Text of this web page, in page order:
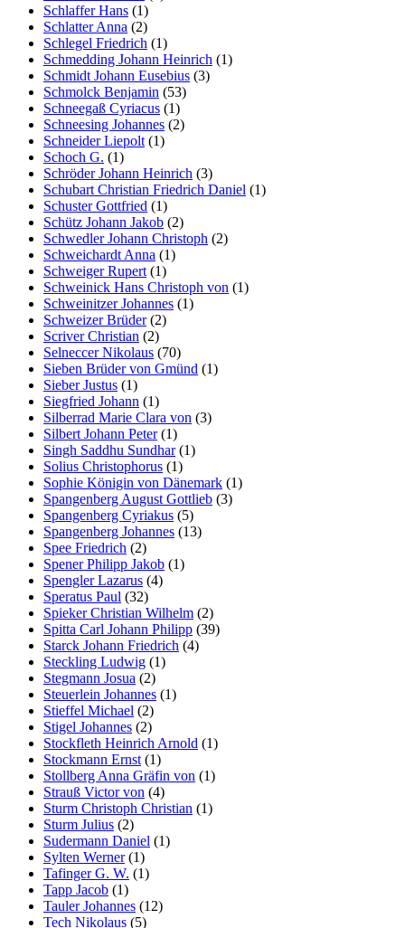
Schlaffer Hans (1)
Schlatter Anna (2)
Schlegel Friedrich (1)
Schmedding Johann Heinrich (1)
Schmidt Johann Eusebius (3)
Schmolck Benjamin (53)
Schneegaß Cyriacus (1)
Schneesing Johannes (2)
Schneider Liepolt(1)
Schoch G. (1)
Schröder Johann Heinrich (3)
Schubart Christian Friedrich Daniel (1)
Schuster Gottfried (1)
Schütz Johann Jakob (2)
Schwedler Johann Christoph (2)
Schweichardt Anna (1)
Schweiger Rupert(1)
Schweinick Hans Christoph von (1)
Schweinitzer Johannes (1)
Schweizer Brüder(2)
Scriver Christian (2)
Selneccer Nikolaus (70)
Sieben Brüder von Gmünd (1)
Sieber Justus (1)
Siegfried Johann (1)
Silberrad Marie Clara von (3)
Silbert Johann Peter(1)
Singh Saddhu Sundhar(1)
Solius Christophorus (1)
Sophie Königin von Dänemark (1)
Spangenberg August Gottlieb (3)
Spangenberg Cyriakus (5)
Spangenberg Johannes (13)
Spee Friedrich (2)
Spener Philipp Jakob (1)
Spengler Lazarus (4)
Speratus Paul (32)
Spieker Christian Wilhelm (2)
Spitta Carl Johann Philipp (39)
Starck Johann Friedrich (4)
Steckling Ludwig (1)
Stegmann Josua (2)
Steuerlein Johannes (1)
Stieffel Michael (2)
Stigel Johannes (2)
Stockfleth Heinrich Arnold (1)
Stockmann Ernst(1)
Stollberg Anna Gräfin von (1)
Strauß Victor von (4)
Sturm Christoph Christian (1)
Sturm Julius (2)
Sudermann Daniel (1)
Sylten Werner(1)
Tafinger G. W. (1)
Tapp Jacob (1)
Tauler Johannes (12)
Tech Nikolaus (5)